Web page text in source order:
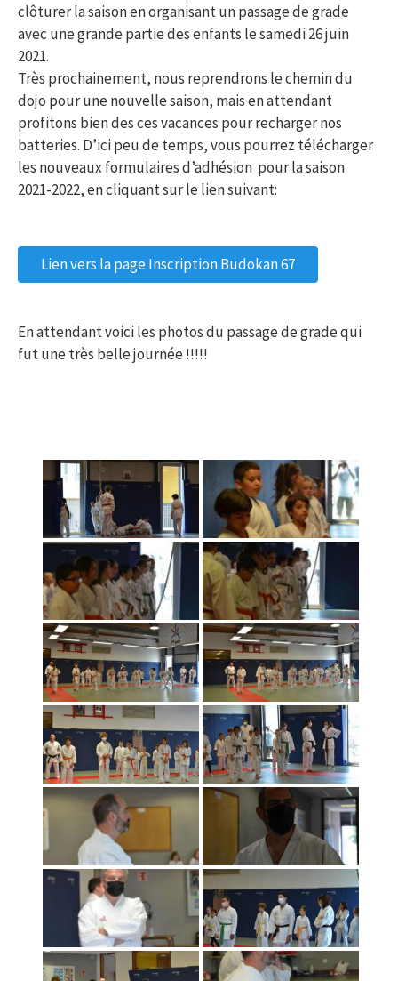
clôturer la saison en organisant un passage de grade
avec une grande partie des enfants le samedi 26 juin
2021.
Très prochainement, nous reprendrons le chemin du
dojo pour une nouvelle saison, mais en attendant
profitons bien des ces vacances pour recharger nos
batteries. D’ici peu de temps, vous pourrez télécharger
les nouveaux formulaires d’adhésion pour la saison
2021-2022, en cliquant sur le lien suivant:
Lien vers la page Inscription Budokan 67
En attendant voici les photos du passage de grade qui
fut une très belle journée !!!!!